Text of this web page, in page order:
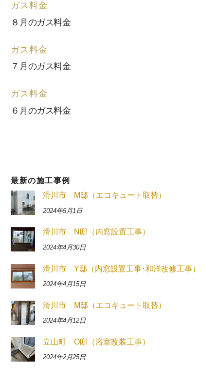
ガス料金
８月のガス料金
ガス料金
７月のガス料金
ガス料金
６月のガス料金
最新の施工事例
滑川市 M邸（エコキュート取替）
2024年5月1日
滑川市 N邸（内窓設置工事）
2024年4月30日
滑川市 Y邸（内窓設置工事･和洋改修工事）
2024年4月15日
滑川市 M邸（エコキュート取替）
2024年4月12日
立山町 O邸（浴室改装工事）
2024年2月25日